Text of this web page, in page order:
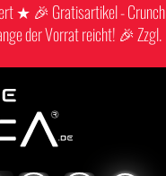
★ 🎉 Gratisartikel - Crunch
der Vorrat reicht! 🎉 Zzgl.